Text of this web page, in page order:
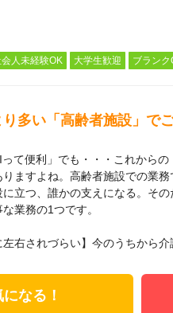
人未経験OK 大学生歓迎 ブランク
多い「高齢者施設」で
って便利」でも・・・これから
ますよね。高齢者施設での業
立つ、誰かの支えになる。そ
業務の1つです。
左右されづらい】今のうちから
になる！